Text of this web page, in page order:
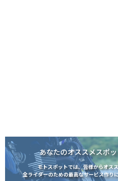
あなたのオススメスポ
モトスポットでは、皆様からオス
全ライダーのための最高なサービス作り